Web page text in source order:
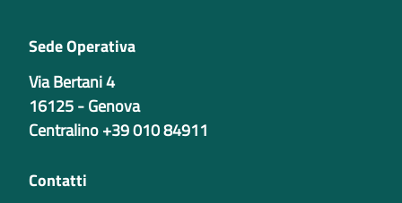
Sede Operativa
Via Bertani 4
16125 - Genova
Centralino +39 010 84911
Contatti